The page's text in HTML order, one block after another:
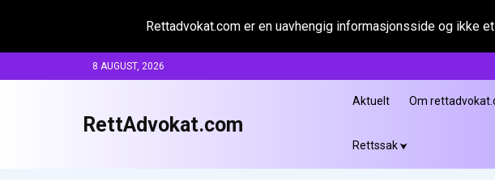
Rettadvokat.com er en uavhengig informasjonsside og ikke
to
8 AUGUST, 2026
RettAdvokat.com
Aktuelt Om
Rettssak